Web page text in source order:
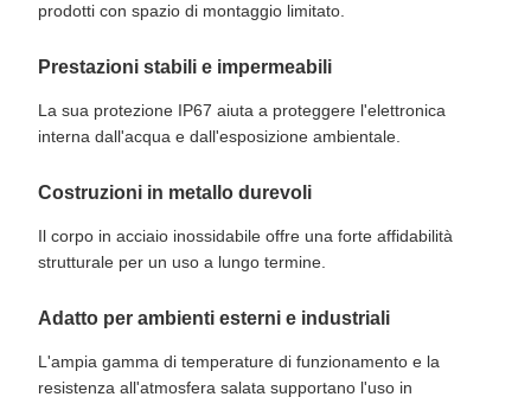
prodotti con spazio di montaggio limitato.
Prestazioni stabili e impermeabili
La sua protezione IP67 aiuta a proteggere l'elettronica
interna dall'acqua e dall'esposizione ambientale.
Costruzioni in metallo durevoli
Il corpo in acciaio inossidabile offre una forte affidabilità
strutturale per un uso a lungo termine.
Adatto per ambienti esterni e industriali
L'ampia gamma di temperature di funzionamento e la
resistenza all'atmosfera salata supportano l'uso in